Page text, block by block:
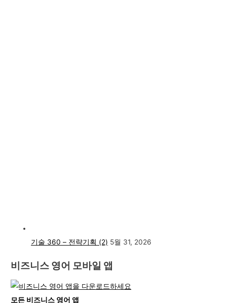
기술 360 – 전략기획 (2) 5월 31, 2026
비즈니스 영어 모바일 앱
모든 비즈니스 영어 앱